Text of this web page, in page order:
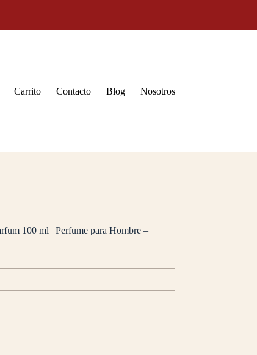
Carrito Contacto Blog Nosotros
100 ml | Perfume para Hombre –